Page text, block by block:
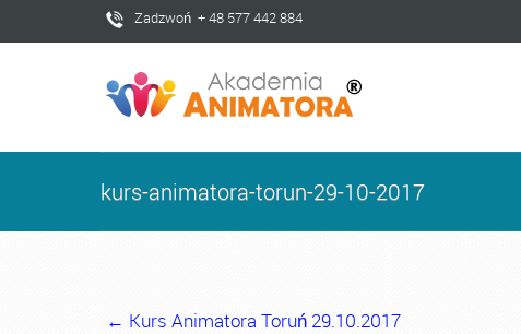
Zadzwoń + 48 577 442 884
kurs-animatora-torun-29-10-2017
← Kurs Animatora Toruń 29.10.2017